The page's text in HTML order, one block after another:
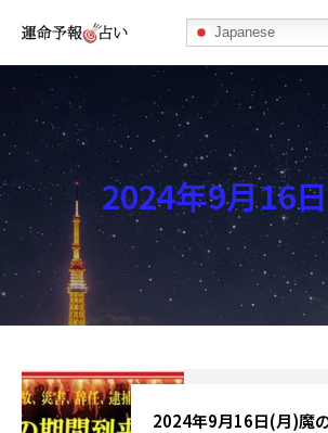
Japanese
運命予報占い
運命予報占いとは
あなたの所属部屋を探そう！
最恐の相性占い
秘伝公開！吉凶カレンダー
ブログ
2024年9月16
2024年9月16日(月)魔